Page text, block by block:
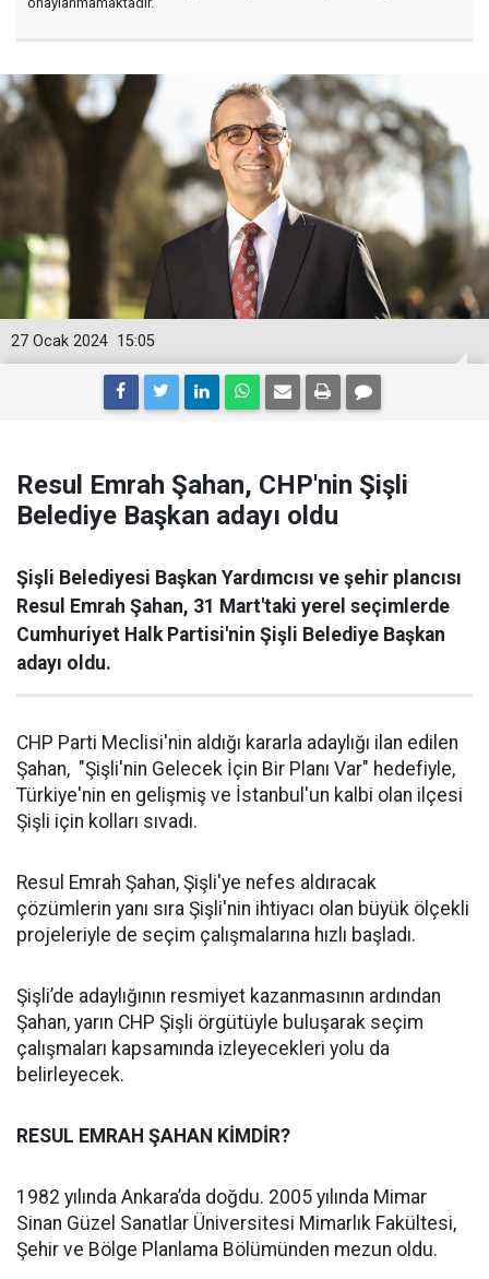
15:05
27 Ocak 2024
Resul Emrah Şahan, CHP'nin Şişli
Belediye Başkan adayı oldu
Şişli Belediyesi Başkan Yardımcısı ve şehir plancısı
Resul Emrah Şahan, 31 Mart'taki yerel seçimlerde
Cumhuriyet Halk Partisi'nin Şişli Belediye Başkan
adayı oldu.
CHP Parti Meclisi'nin aldığı kararla adaylığı ilan edilen
Şahan, "Şişli'nin Gelecek İçin Bir Planı Var" hedefiyle,
Türkiye'nin en gelişmiş ve İstanbul'un kalbi olan ilçesi
Şişli için kolları sıvadı.
Resul Emrah Şahan, Şişli'ye nefes aldıracak
çözümlerin yanı sıra Şişli'nin ihtiyacı olan büyük ölçekli
projeleriyle de seçim çalışmalarına hızlı başladı.
Şişli’de adaylığının resmiyet kazanmasının ardından
Şahan, yarın CHP Şişli örgütüyle buluşarak seçim
çalışmaları kapsamında izleyecekleri yolu da
belirleyecek.
RESUL EMRAH ŞAHAN KİMDİR?
1982 yılında Ankara’da doğdu. 2005 yılında Mimar
Sinan Güzel Sanatlar Üniversitesi Mimarlık Fakültesi,
Şehir ve Bölge Planlama Bölümünden mezun oldu.